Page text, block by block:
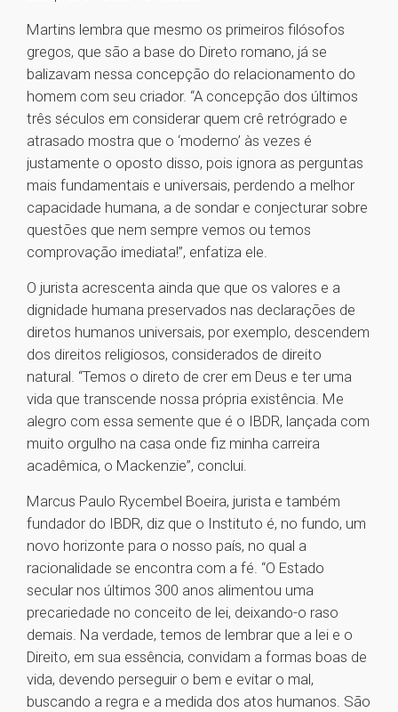
Martins lembra que mesmo os primeiros filósofos
gregos, que são a base do Direto romano, já se
balizavam nessa concepção do relacionamento do
homem com seu criador. “A concepção dos últimos
três séculos em considerar quem crê retrógrado e
atrasado mostra que o ‘moderno’ às vezes é
justamente o oposto disso, pois ignora as perguntas
mais fundamentais e universais, perdendo a melhor
capacidade humana, a de sondar e conjecturar sobre
questões que nem sempre vemos ou temos
comprovação imediata!”, enfatiza ele.
O jurista acrescenta ainda que que os valores e a
dignidade humana preservados nas declarações de
diretos humanos universais, por exemplo, descendem
dos direitos religiosos, considerados de direito
natural. “Temos o direto de crer em Deus e ter uma
vida que transcende nossa própria existência. Me
alegro com essa semente que é o IBDR, lançada com
muito orgulho na casa onde fiz minha carreira
acadêmica, o Mackenzie”, conclui.
Marcus Paulo Rycembel Boeira, jurista e também
fundador do IBDR, diz que o Instituto é, no fundo, um
novo horizonte para o nosso país, no qual a
racionalidade se encontra com a fé. “O Estado
secular nos últimos 300 anos alimentou uma
precariedade no conceito de lei, deixando-o raso
demais. Na verdade, temos de lembrar que a lei e o
Direito, em sua essência, convidam a formas boas de
vida, devendo perseguir o bem e evitar o mal,
buscando a regra e a medida dos atos humanos. São